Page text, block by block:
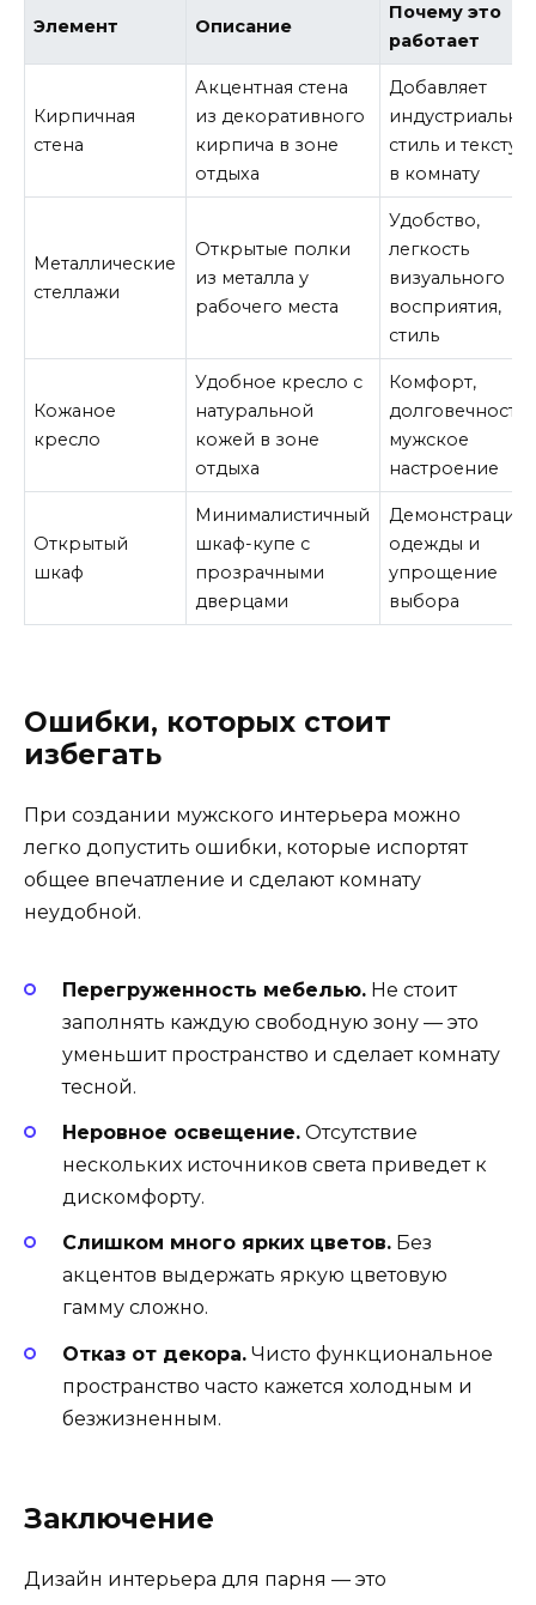
Элемент Описание
Почему это
работает
Кирпичная
стена
Акцентная стена
из декоративного
кирпича в зоне
отдыха
Добавляет
стиль и
в комнату
Металлические
стеллажи
Открытые полки
из металла у
рабочего места
Удобство,
легкость
визуального
восприятия,
стиль
Кожаное
кресло
Удобное кресло с
натуральной
кожей в зоне
отдыха
Комфорт,
долговечность,
мужское
настроение
Открытый
шкаф
Минималистичный
шкаф-купе с
прозрачными
дверцами
Демонстрация
одежды и
упрощение
выбора
Ошибки, которых стоит
избегать
При создании мужского интерьера можно
легко допустить ошибки, которые испортят
общее впечатление и сделают комнату
неудобной.
Перегруженность мебелью. Не стоит
заполнять каждую свободную зону — это
уменьшит пространство и сделает комнату
тесной.
Неровное освещение. Отсутствие
нескольких источников света приведет к
дискомфорту.
Слишком много ярких цветов. Без
акцентов выдержать яркую цветовую
гамму сложно.
Отказ от декора. Чисто функциональное
пространство часто кажется холодным и
безжизненным.
Заключение
Дизайн интерьера для парня — это